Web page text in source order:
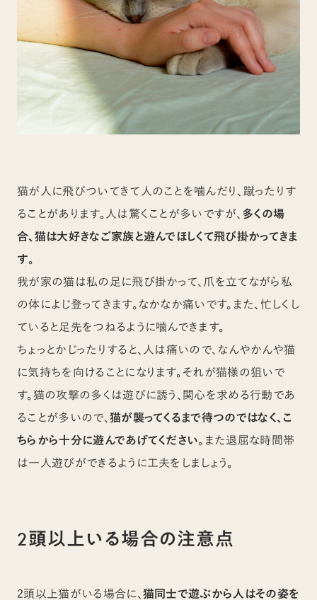
猫が人に飛びついてきて人のことを噛んだり、蹴ったりす
ることがあります。人は驚くことが多いですが、 多くの場
合、猫は大好きなご家族と遊んでほしくて飛び掛かってきま
す。
我が家の猫は私の足に飛び掛かって、爪を立てながら私
の体によじ登ってきます。なかなか痛いです。また、忙しくし
ていると足先をつねるように噛んできます。
ちょっとかじったりすると、人は痛いので、なんやかんや猫
に気持ちを向けることになります。それが猫様の狙いで
す。猫の攻撃の多くは遊びに誘う、関心を求める行動であ
ることが多いので、 猫が襲ってくるまで待つのではなく、こ
ちらから十分に遊んであげてください。また退屈な時間帯
は一人遊びができるように工夫をしましょう。
2頭以上いる場合の注意点
2頭以上猫がいる場合に、 猫同士で遊ぶから人はその姿を